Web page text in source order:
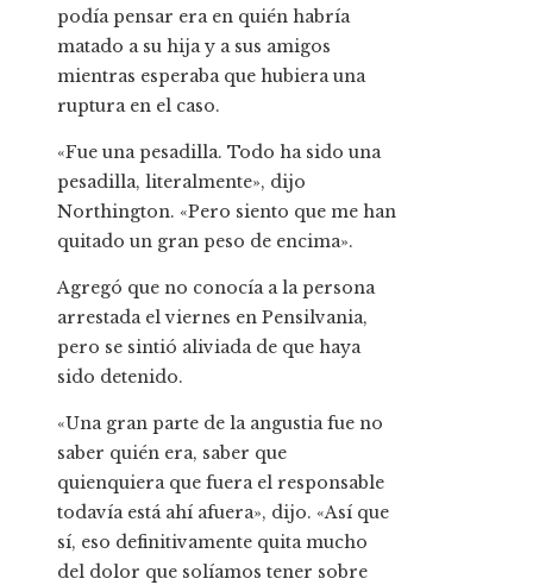
podía pensar era en quién habría
matado a su hija y a sus amigos
mientras esperaba que hubiera una
ruptura en el caso.
«Fue una pesadilla. Todo ha sido una
pesadilla, literalmente», dijo
Northington. «Pero siento que me han
quitado un gran peso de encima».
Agregó que no conocía a la persona
arrestada el viernes en Pensilvania,
pero se sintió aliviada de que haya
sido detenido.
«Una gran parte de la angustia fue no
saber quién era, saber que
quienquiera que fuera el responsable
todavía está ahí afuera», dijo. «Así que
sí, eso definitivamente quita mucho
del dolor que solíamos tener sobre